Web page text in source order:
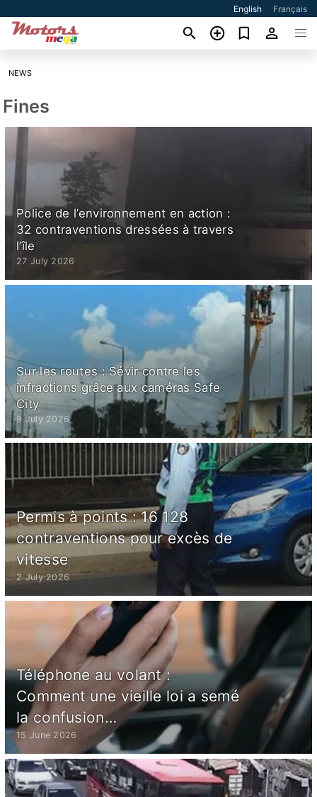
English Français
NEWS
Fines
Police de l’environnement en action :
32 contraventions dressées à travers
l’île
27 July 2026
Sur les routes : Sévir contre les
infractions grâce aux caméras Safe
City
9 July 2026
Permis à points : 16 128
contraventions pour excès de
vitesse
2 July 2026
Téléphone au volant :
Comment une vieille loi a semé
la confusion…
15 June 2026